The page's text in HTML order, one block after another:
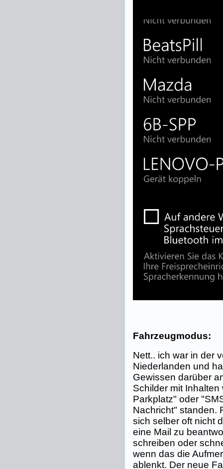
Fahrzeugmodus:
Nett.. ich war in der
Niederlanden und
Gewissen darüber
Schilder mit
Parkplatz" oder
Nachricht" standen.
sich selber oft nicht
eine Mail zu
schreiben oder
wenn das die
ablenkt. Der neue